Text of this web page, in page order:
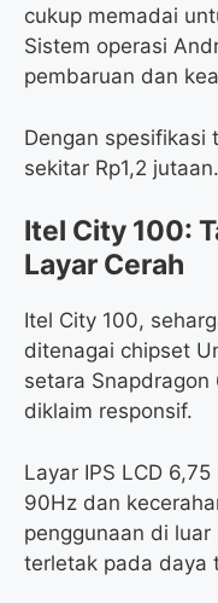
cukup memadai
Sistem operasi
pembaruan dan
Dengan spesifikasi
sekitar Rp1,2 jutaan.
Itel City 100:
Layar Cerah
Itel City 100,
ditenagai chipset
setara
diklaim responsif.
Layar IPS LCD
90Hz dan
penggunaan di luar
terletak pada daya